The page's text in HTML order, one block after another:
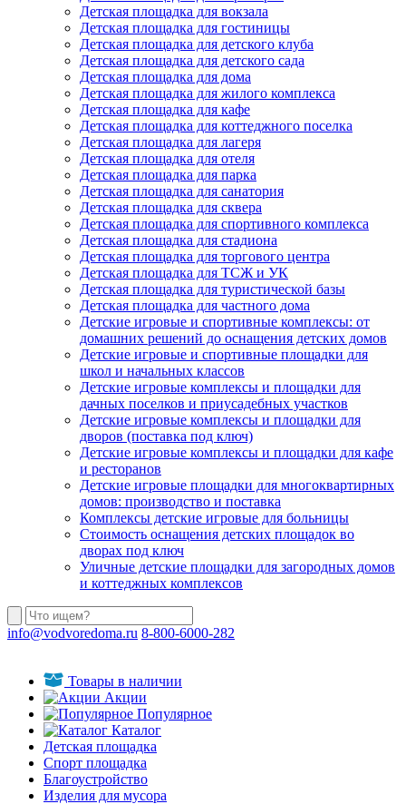
Детская площадка для вокзала
Детская площадка для гостиницы
Детская площадка для детского клуба
Детская площадка для детского сада
Детская площадка для дома
Детская площадка для жилого комплекса
Детская площадка для кафе
Детская площадка для коттеджного поселка
Детская площадка для лагеря
Детская площадка для отеля
Детская площадка для парка
Детская площадка для санатория
Детская площадка для сквера
Детская площадка для спортивного комплекса
Детская площадка для стадиона
Детская площадка для торгового центра
Детская площадка для ТСЖ и УК
Детская площадка для туристической базы
Детская площадка для частного дома
Детские игровые и спортивные комплексы: от
домашних решений до оснащения детских домов
Детские игровые и спортивные площадки для
школ и начальных классов
Детские игровые комплексы и площадки для
дачных поселков и приусадебных участков
Детские игровые комплексы и площадки для
дворов (поставка под ключ)
Детские игровые комплексы и площадки для кафе
и ресторанов
Детские игровые площадки для многоквартирных
домов: производство и поставка
Комплексы детские игровые для больницы
Стоимость оснащения детских площадок во
дворах под ключ
Уличные детские площадки для загородных домов
и коттеджных комплексов
info@vodvoredoma.ru 8-800-6000-282
Товары в наличии
Акции
Популярное
Каталог
Детская площадка
Спорт площадка
Благоустройство
Изделия для мусора